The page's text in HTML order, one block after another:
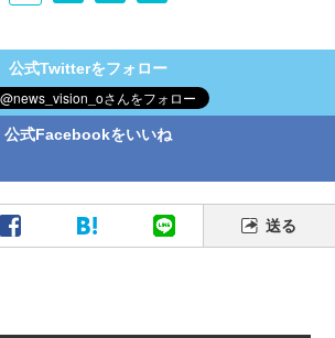
公式Twitterをフォロー
公式Facebookをいいね
送る